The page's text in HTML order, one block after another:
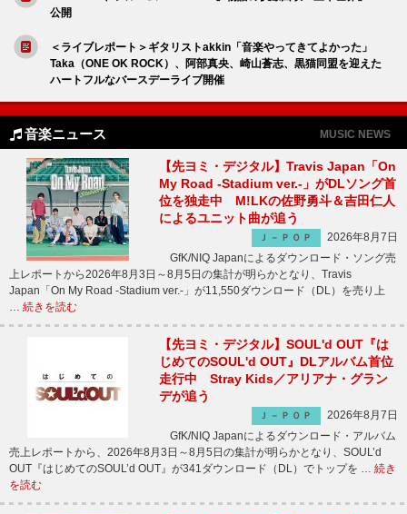
公開
＜ライブレポート＞ギタリストakkin「音楽やってきてよかった」
Taka（ONE OK ROCK）、阿部真央、崎山蒼志、黒猫同盟を迎えた
ハートフルなバースデーライブ開催
音楽ニュース MUSIC NEWS
【先ヨミ・デジタル】Travis Japan「On
My Road -Stadium ver.-」がDLソング首
位を独走中 M!LKの佐野勇斗＆吉田仁人
によるユニット曲が追う
Ｊ－ＰＯＰ
2026年8月7日
GfK/NIQ Japanによるダウンロード・ソング売
上レポートから2026年8月3日～8月5日の集計が明らかとなり、Travis
Japan「On My Road -Stadium ver.-」が11,550ダウンロード（DL）を売り上
… 続きを読む
【先ヨミ・デジタル】SOUL'd OUT『は
じめてのSOUL'd OUT』DLアルバム首位
走行中 Stray Kids／アリアナ・グラン
デが追う
Ｊ－ＰＯＰ
2026年8月7日
GfK/NIQ Japanによるダウンロード・アルバム
売上レポートから、2026年8月3日～8月5日の集計が明らかとなり、SOUL’d
OUT『はじめてのSOUL’d OUT』が341ダウンロード（DL）でトップを … 続き
を読む